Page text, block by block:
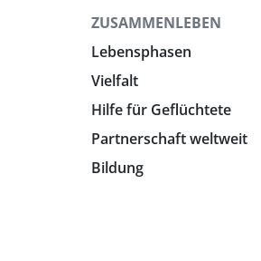
ZUSAMMENLEBEN
Lebensphasen
Vielfalt
Hilfe für Geflüchtete
Partnerschaft weltweit
Bildung